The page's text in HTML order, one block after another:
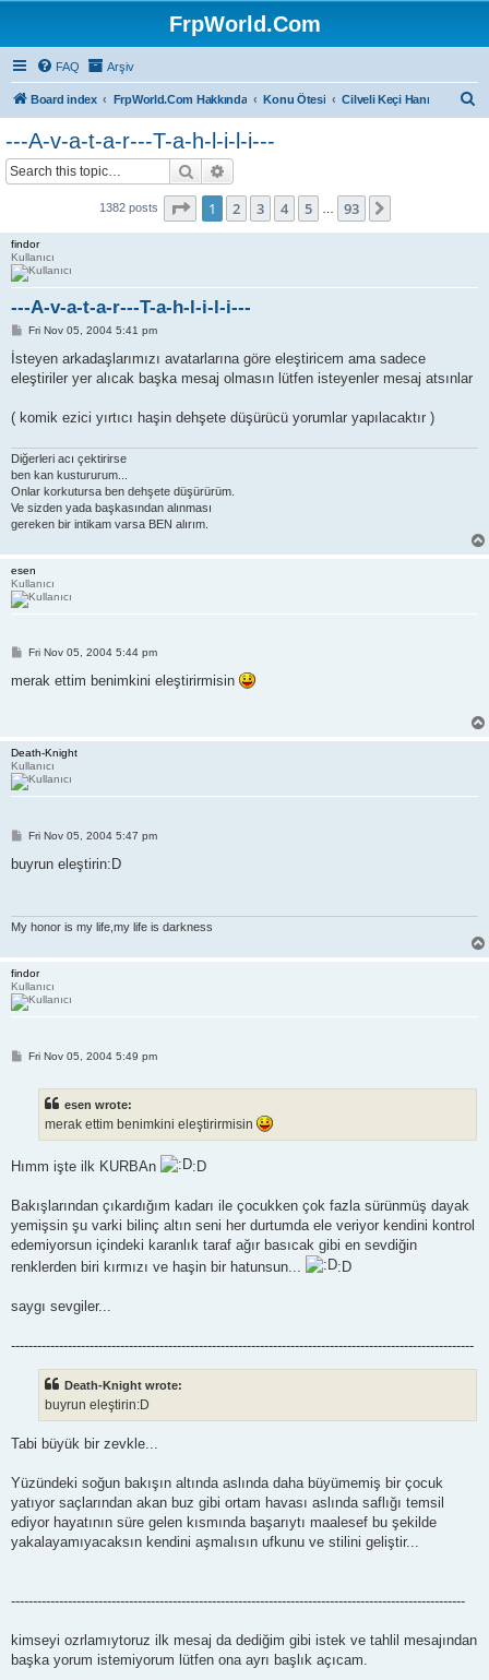
FrpWorld.Com
FAQ Arşiv
Board index FrpWorld.Com Hakkında Konu Ötesi Cilveli Keçi Hanı
---A-v-a-t-a-r---T-a-h-l-i-l-i---
Search
1382 posts Page 1of 93
1 2 3 4 5 93
findor
Kullanıcı
---A-v-a-t-a-r---T-a-h-l-i-l-i---
P
s
Fri Nov 05, 2004 5:41 pm
İsteyen arkadaşlarımızı avatarlarına göre eleştiricem ama sadece
eleştiriler yer alıcak başka mesaj olmasın lütfen isteyenler mesaj atsınlar
( komik ezici yırtıcı haşin dehşete düşürücü yorumlar yapılacaktır )
Diğerleri acı çektirirse
ben kan kustururum...
Onlar korkutursa ben dehşete düşürürüm.
Ve sizden yada başkasından alınması
gereken bir intikam varsa BEN alırım.
esen
Kullanıcı
P
s
Fri Nov 05, 2004 5:44 pm
merak ettim benimkini eleştirirmisin
Death-Knight
Kullanıcı
P
s
t
Fri Nov 05, 2004 5:47 pm
buyrun eleştirin:D
My honor is my life,my life is darkness
findor
Kullanıcı
PFri Nov 05, 2004 5:49 pm
esen wrote:
merak ettim benimkini eleştirirmisin
Hımm işte ilk KURBAn :D
Bakışlarından çıkardığım kadarı ile çocukken çok fazla sürünmüş dayak
yemişsin şu varki bilinç altın seni her durtumda ele veriyor kendini kontrol
edemiyorsun içindeki karanlık taraf ağır basıcak gibi en sevdiğin
renklerden biri kırmızı ve haşin bir hatunsun...
:D
saygı sevgiler...
----------------------------------------------------------------------------------------------------------
Death-Knight wrote:
buyrun eleştirin:D
Tabi büyük bir zevkle...
Yüzündeki soğun bakışın altında aslında daha büyümemiş bir çocuk
yatıyor saçlarından akan buz gibi ortam havası aslında saflığı temsil
ediyor hayatının süre gelen kısmında başarıytı maalesef bu şekilde
yakalayamıyacaksın kendini aşmalısın ufkunu ve stilini geliştir...
--------------------------------------------------------------------------------------------------------
kimseyi ozrlamıytoruz ilk mesaj da dediğim gibi istek ve tahlil mesajından
başka yorum istemiyorum lütfen ona ayrı başlık açıcam.